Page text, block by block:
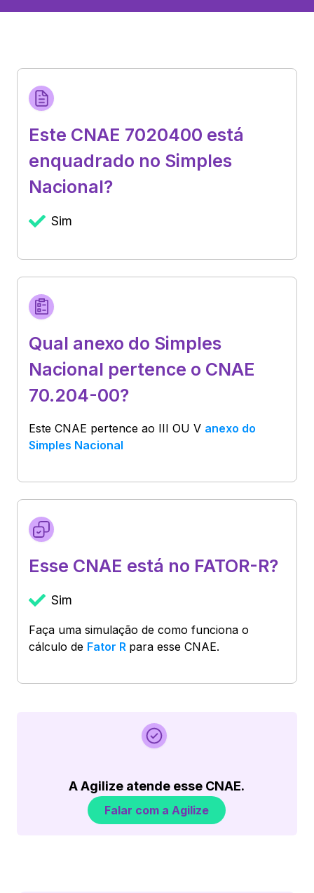
Este CNAE 7020400 está
enquadrado no Simples
Nacional?
Sim
Qual anexo do Simples
Nacional pertence o CNAE
70.204-00?
Este CNAE pertence ao III OU V anexo do
Simples Nacional
Esse CNAE está no FATOR-R?
Sim
Faça uma simulação de como funciona o
cálculo de Fator R para esse CNAE.
A Agilize atende esse CNAE.
Falar com a Agilize